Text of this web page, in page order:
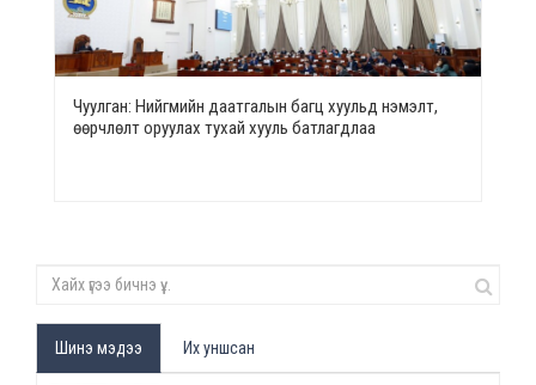
Чуулган: Нийгмийн даатгалын багц хуульд нэмэлт,
өөрчлөлт оруулах тухай хууль батлагдлаа
Шинэ мэдээ Их уншсан